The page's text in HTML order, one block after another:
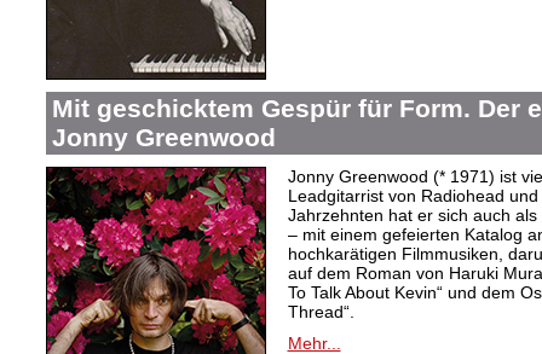
Mit geschicktem Gespür für Form. Der
Jonny Greenwood
Jonny Greenwood (* 1971) ist
Leadgitarrist von Radiohead
Jahrzehnten hat er sich auch
– mit einem gefeierten Katalog
hochkarätigen Filmmusiken,
auf dem Roman von Haruki
To Talk About Kevin“ und dem
Thread“.
Mehr...